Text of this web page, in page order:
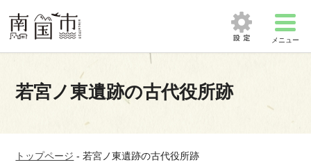
メニュー
若宮ノ東遺跡の古代役所跡
トップページ -若宮ノ東遺跡の古代役所跡